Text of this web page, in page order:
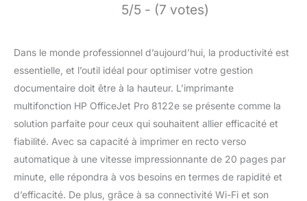
5/5 - (7 votes)
Dans le monde professionnel d’aujourd’hui, la productivité est
essentielle, et l’outil idéal pour optimiser votre gestion
documentaire doit être à la hauteur. L’imprimante
multifonction HP OfficeJet Pro 8122e se présente comme la
solution parfaite pour ceux qui souhaitent allier efficacité et
fiabilité. Avec sa capacité à imprimer en recto verso
automatique à une vitesse impressionnante de 20 pages par
minute, elle répondra à vos besoins en termes de rapidité et
d’efficacité. De plus, grâce à sa connectivité Wi-Fi et son